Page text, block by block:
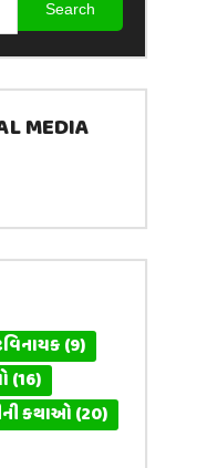
Search
MEDIA
(9)
(16)
કથાઓ(20)